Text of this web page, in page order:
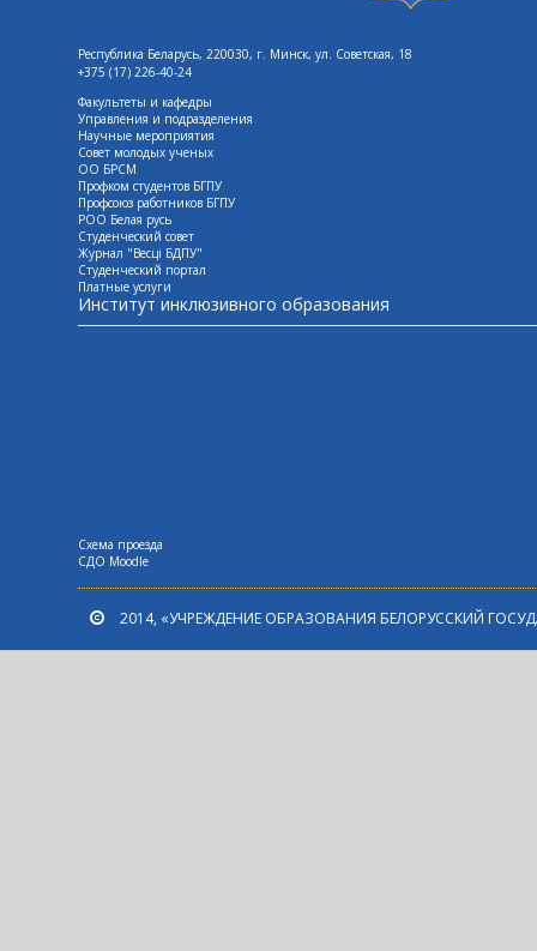
Республика Беларусь, 220030, г. Минск, ул. Советская, 18
+375 (17) 226-40-24
Факультеты и кафедры
Управления и подразделения
Научные мероприятия
Совет молодых ученых
ОО БРСМ
Профком студентов БГПУ
Профсоюз работников БГПУ
РОО Белая русь
Студенческий совет
Журнал "Весцi БДПУ"
Студенческий портал
Платные услуги
Институт инклюзивного образования
Схема проезда
СДО Moodle
2014, «УЧРЕЖДЕНИЕ ОБРАЗОВАНИЯ БЕЛОРУССКИЙ